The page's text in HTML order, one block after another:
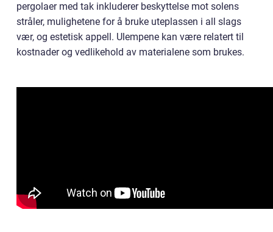
pergolaer med tak inkluderer beskyttelse mot solens
stråler, mulighetene for å bruke uteplassen i all slags
vær, og estetisk appell. Ulempene kan være relatert til
kostnader og vedlikehold av materialene som brukes.